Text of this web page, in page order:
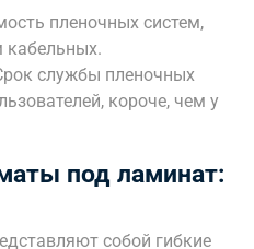
пленочных систем,
кабельных.
службы пленочных
короче, чем у
под ламинат:
собой гибкие